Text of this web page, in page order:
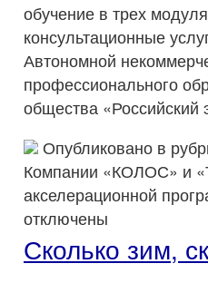
обучение в трех
консультационные
Автономной
профессионального
общества «Российский
Опубликовано в
Компании «КОЛОС» и
акселерационной
отключены
Сколько зим,